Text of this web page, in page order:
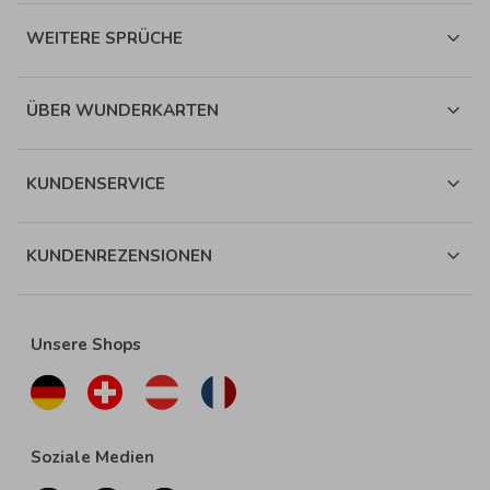
WEITERE SPRÜCHE
ÜBER WUNDERKARTEN
KUNDENSERVICE
KUNDENREZENSIONEN
Unsere Shops
Soziale Medien